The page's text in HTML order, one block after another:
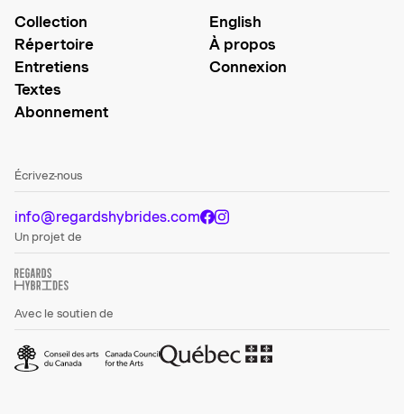
Collection
Répertoire
Entretiens
Textes
Abonnement
English
À propos
Connexion
Écrivez-nous
info@regardshybrides.com
Un projet de
Avec le soutien de